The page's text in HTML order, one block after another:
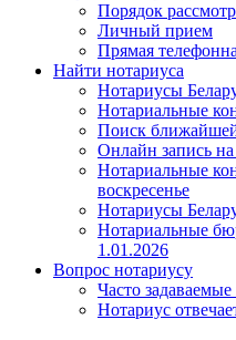
Порядок
Личный прием
Прямая
Найти нотариуса
Нотариусы
Нотариальные
Поиск
Онлайн запись
Нотариальные
воскресенье
Нотариусы
Нотариальные
1.01.2026
Вопрос нотариусу
Часто
Нотариус